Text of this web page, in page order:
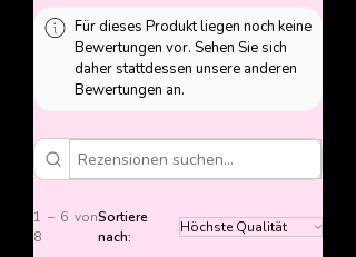
Für dieses Produkt liegen noch keine
Bewertungen vor. Sehen Sie sich
daher stattdessen unsere anderen
Bewertungen an.
1 – 6 von
8
Sortiere
nach: